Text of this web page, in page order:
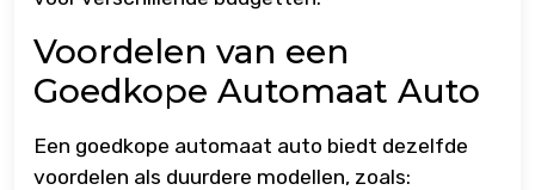
Voordelen van een
Goedkope Automaat Auto
Een goedkope automaat auto biedt dezelfde
voordelen als duurdere modellen, zoals: